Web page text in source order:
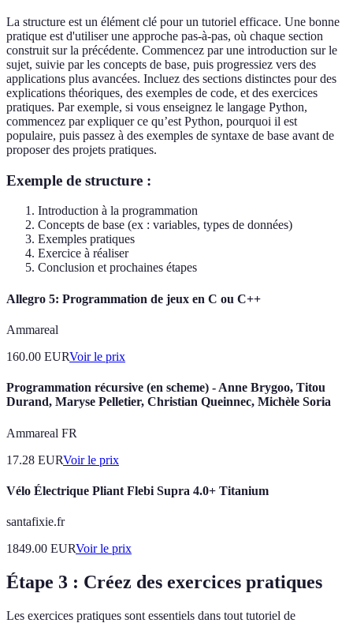
La structure est un élément clé pour un tutoriel efficace. Une bonne
pratique est d'utiliser une approche pas-à-pas, où chaque section
construit sur la précédente. Commencez par une introduction sur le
sujet, suivie par les concepts de base, puis progressiez vers des
applications plus avancées. Incluez des sections distinctes pour des
explications théoriques, des exemples de code, et des exercices
pratiques. Par exemple, si vous enseignez le langage Python,
commencez par expliquer ce qu’est Python, pourquoi il est
populaire, puis passez à des exemples de syntaxe de base avant de
proposer des projets pratiques.
Exemple de structure :
Introduction à la programmation
Concepts de base (ex : variables, types de données)
Exemples pratiques
Exercice à réaliser
Conclusion et prochaines étapes
Allegro 5: Programmation de jeux en C ou C++
Ammareal
160.00 EURVoir le prix
Programmation récursive (en scheme) - Anne Brygoo, Titou
Durand, Maryse Pelletier, Christian Queinnec, Michèle Soria
Ammareal FR
17.28 EURVoir le prix
Vélo Électrique Pliant Flebi Supra 4.0+ Titanium
santafixie.fr
1849.00 EURVoir le prix
Étape 3 : Créez des exercices pratiques
Les exercices pratiques sont essentiels dans tout tutoriel de